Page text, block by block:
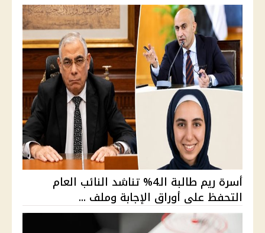
أسرة ريم طالبة الـ4% تناشد النائب العام
التحفظ على أوراق الإجابة وملف ...